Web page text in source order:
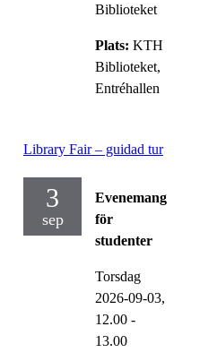
Biblioteket
Plats: KTH
Biblioteket,
Entréhallen
Library Fair – guidad tur
3
sep
Evenemang
för
studenter
Torsdag
2026-09-03,
12.00 -
13.00